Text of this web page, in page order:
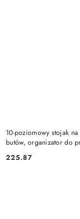
10-poziomowy stojak
butów, organizator do
Cena:
225.87